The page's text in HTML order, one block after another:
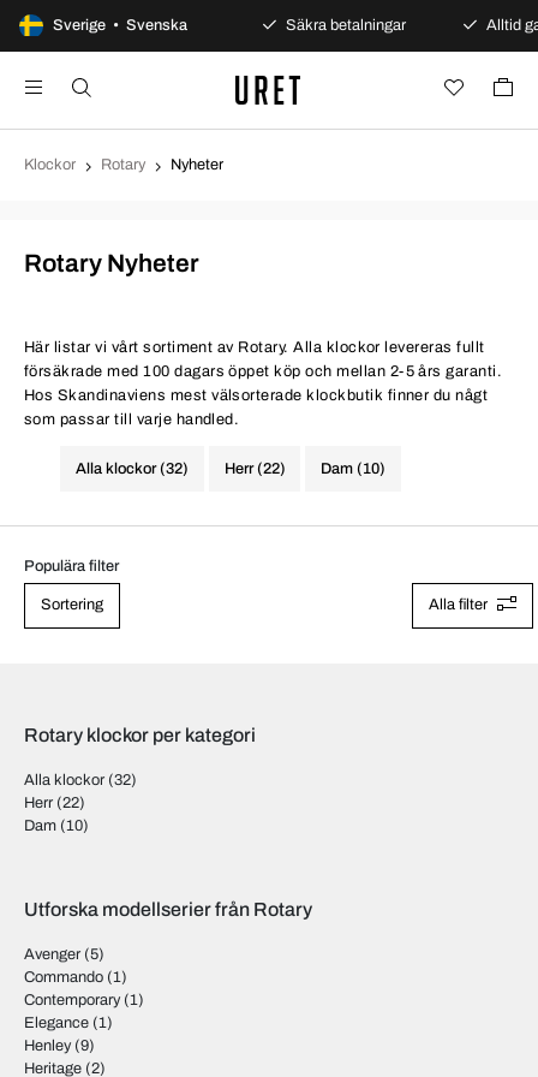
Sverige • Svenska
100 dagars öppet köp Säkra betalningar Alltid
Klockor Rotary Nyheter
Rotary Nyheter
Här listar vi vårt sortiment av Rotary. Alla klockor levereras fullt
försäkrade med 100 dagars öppet köp och mellan 2-5 års garanti.
Hos Skandinaviens mest välsorterade klockbutik finner du någt
som passar till varje handled.
Alla klockor (32) Herr (22) Dam (10)
Populära filter
Sortering Alla filter
Rotary klockor per kategori
Alla klockor (32)
Herr (22)
Dam (10)
Utforska modellserier från Rotary
Avenger (5)
Commando (1)
Contemporary(1)
Elegance (1)
Henley(9)
Heritage (2)